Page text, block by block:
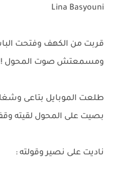
Lina Basyouni
قربت من الكهف وفتحت
ومسمعتش صوت المحول
طلعت الموبايل بتاعى
بصيت على المحول لقيته
ناديت على نصير وقولته :